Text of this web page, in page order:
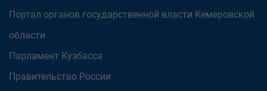
Портал органов государственной власти Кемеровской
области
Парламент Кузбасса
Правительство России